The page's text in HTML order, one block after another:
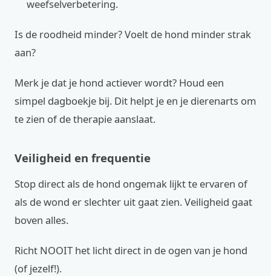
weefselverbetering.
Is de roodheid minder? Voelt de hond minder strak
aan?
Merk je dat je hond actiever wordt? Houd een
simpel dagboekje bij. Dit helpt je en je dierenarts om
te zien of de therapie aanslaat.
Veiligheid en frequentie
Stop direct als de hond ongemak lijkt te ervaren of
als de wond er slechter uit gaat zien. Veiligheid gaat
boven alles.
Richt NOOIT het licht direct in de ogen van je hond
(of jezelf!).